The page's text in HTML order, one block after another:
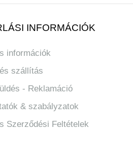
INFORMÁCIÓK
információk
szállítás
- Reklamáció
& szabályzatok
Szerződési Feltételek